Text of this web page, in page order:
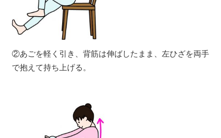
②あごを軽く引き、背筋は伸ばしたまま、左ひざを両手
で抱えて持ち上げる。